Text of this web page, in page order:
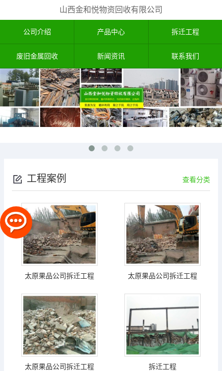
山西金和悦物资回收有限公司
公司介绍 产品中心 拆迁工程
废旧金属回收 新闻资讯 联系我们
工程案例 查看分类
太原果品公司拆迁工程 太原果品公司拆迁工程
太原果品公司拆迁工程 拆迁工程